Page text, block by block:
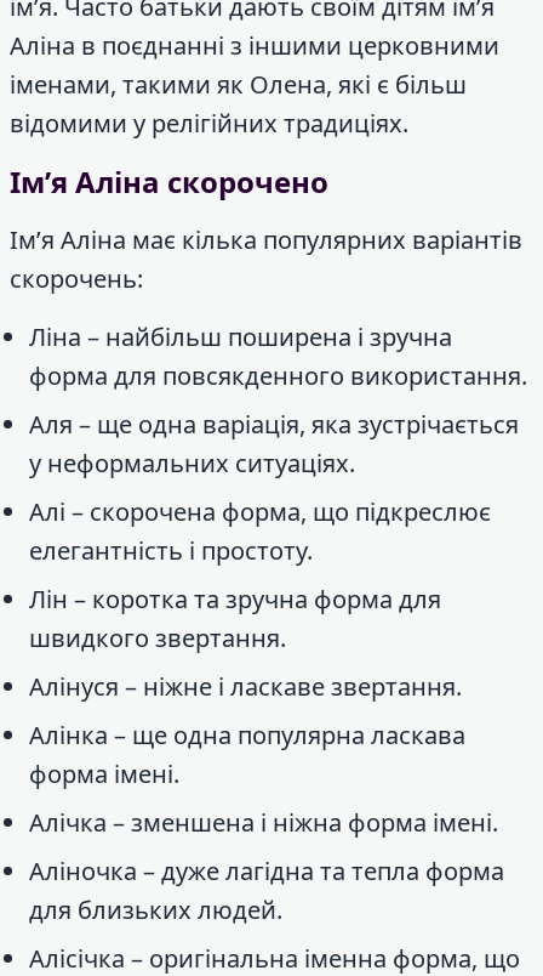
Аліна в поєднанні з іншими церковними
іменами, такими як Олена, які є більш
відомими у релігійних традиціях.
Ім’я Аліна скорочено
Ім’я Аліна має кілька популярних варіантів
скорочень:
Ліна – найбільш поширена і зручна
форма для повсякденного використання.
Аля – ще одна варіація, яка зустрічається
у неформальних ситуаціях.
Алі – скорочена форма, що підкреслює
елегантність і простоту.
Лін – коротка та зручна форма для
швидкого звертання.
Алінуся – ніжне і ласкаве звертання.
Алінка – ще одна популярна ласкава
форма імені.
Алічка – зменшена і ніжна форма імені.
Аліночка – дуже лагідна та тепла форма
для близьких людей.
Алісічка – оригінальна іменна форма, що